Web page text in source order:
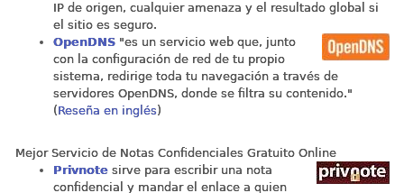
IP de origen, cualquier amenaza y el resultado global si
el sitio es seguro.
OpenDNS"es un servicio web que, junto
con la configuración de red de tu propio
sistema, redirige toda tu navegación a través de
servidores OpenDNS, donde se filtra su contenido."
(Reseña en inglés)
Mejor Servicio de Notas Confidenciales Gratuito Online
Privnotesirve para escribir una nota
confidencial y mandar el enlace a quien